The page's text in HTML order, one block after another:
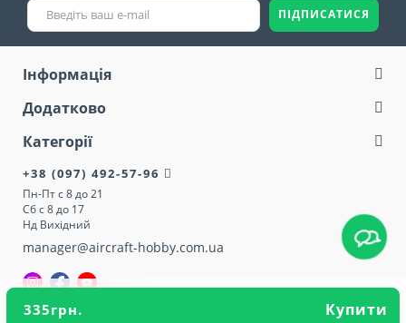
335грн. Купити
ПІДПИСАТИСЯ
Інформація
Додатково
Категорії
+38 (097) 492-57-96
Пн-Пт с 8 до 21
Сб с 8 до 17
Нд Вихідний
manager@aircraft-hobby.com.ua